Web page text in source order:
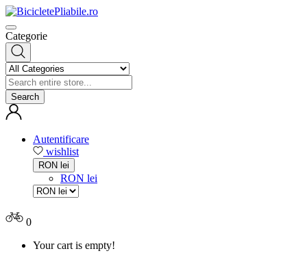
Categorie
Search
Autentificare
wishlist
RON lei
RON lei
0
Your cart is empty!